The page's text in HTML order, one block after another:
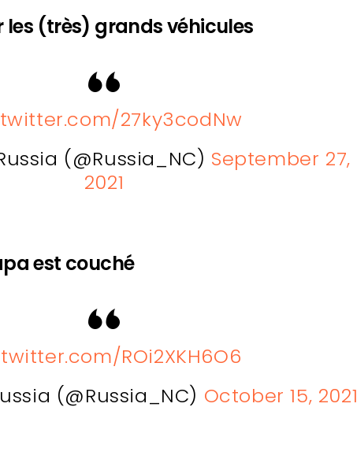
les (très) grands véhicules
27ky3codNw
(@Russia_NC) September 27,
2021
est couché
ROi2XKH6O6
(@Russia_NC) October 15, 2021